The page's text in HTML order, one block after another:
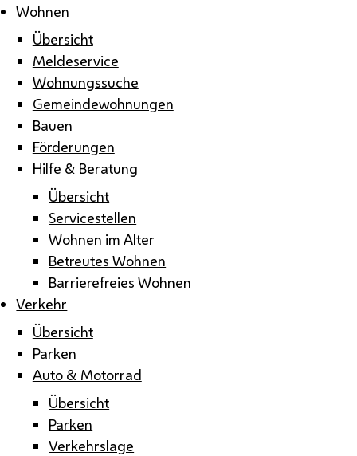
Wohnen
Übersicht
Meldeservice
Wohnungssuche
Gemeindewohnungen
Bauen
Förderungen
Hilfe & Beratung
Übersicht
Servicestellen
Wohnen im Alter
Betreutes Wohnen
Barrierefreies Wohnen
Verkehr
Übersicht
Parken
Auto & Motorrad
Übersicht
Parken
Verkehrslage